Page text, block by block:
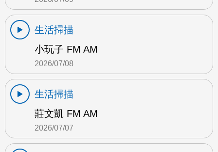
生活掃描
小玩子 FM AM
2026/07/08
生活掃描
莊文凱 FM AM
2026/07/07